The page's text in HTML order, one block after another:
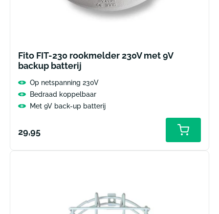
Fito FIT-230 rookmelder 230V met 9V
backup batterij
Op netspanning 230V
Bedraad koppelbaar
Met 9V back-up batterij
Normale
29,95